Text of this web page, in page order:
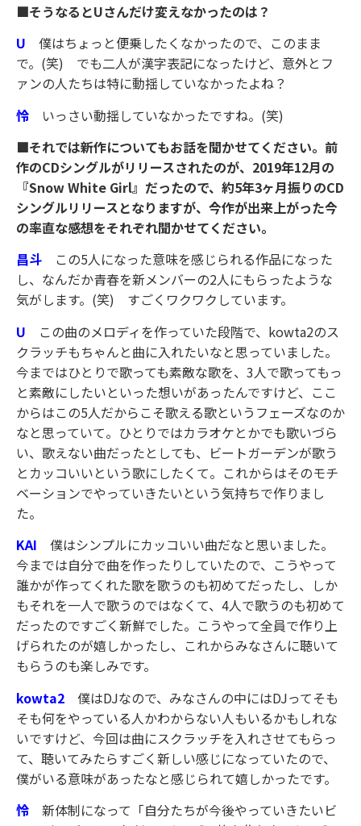
■そうなるとUさんだけ変えなかったのは？
U 僕はちょっと便乗したくなかったので、このまま
で。(笑) でも二人が漢字表記になったけど、意外とフ
ァンの人たちは特に動揺していなかったよね？
怜 いっさい動揺していなかったですね。(笑)
■それでは新作についてもお話を聞かせてください。前
作のCDシングルがリリースされたのが、2019年12月の
『Snow White Girl』だったので、約5年3ヶ月振りのCD
シングルリリースとなりますが、今作が出来上がった今
の率直な感想をそれぞれ聞かせてください。
昌斗 この5人になった意味を感じられる作品になった
し、なんだか青春を新メンバーの2人にもらったような
気がします。(笑) すごくワクワクしています。
U この曲のメロディを作っていた段階で、kowta2のス
クラッチもちゃんと曲に入れたいなと思っていました。
今まではひとりで歌っても素敵な歌を、3人で歌ってもっ
と素敵にしたいといった想いがあったんですけど、ここ
からはこの5人だからこそ歌える歌というフェーズなのか
なと思っていて。ひとりではカラオケとかでも歌いづら
い、歌えない曲だったとしても、ビートガーデンが歌う
とカッコいいという歌にしたくて。これからはそのモチ
ベーションでやっていきたいという気持ちで作りまし
た。
KAI 僕はシンプルにカッコいい曲だなと思いました。
今までは自分で曲を作ったりしていたので、こうやって
誰かが作ってくれた歌を歌うのも初めてだったし、しか
もそれを一人で歌うのではなくて、4人で歌うのも初めて
だったのですごく新鮮でした。こうやって全員で作り上
げられたのが嬉しかったし、これからみなさんに聴いて
もらうのも楽しみです。
kowta2 僕はDJなので、みなさんの中にはDJってそも
そも何をやっている人かわからない人もいるかもしれな
いですけど、今回は曲にスクラッチを入れさせてもらっ
て、聴いてみたらすごく新しい感じになっていたので、
僕がいる意味があったなと感じられて嬉しかったです。
怜 新体制になって「自分たちが今後やっていきたいビ